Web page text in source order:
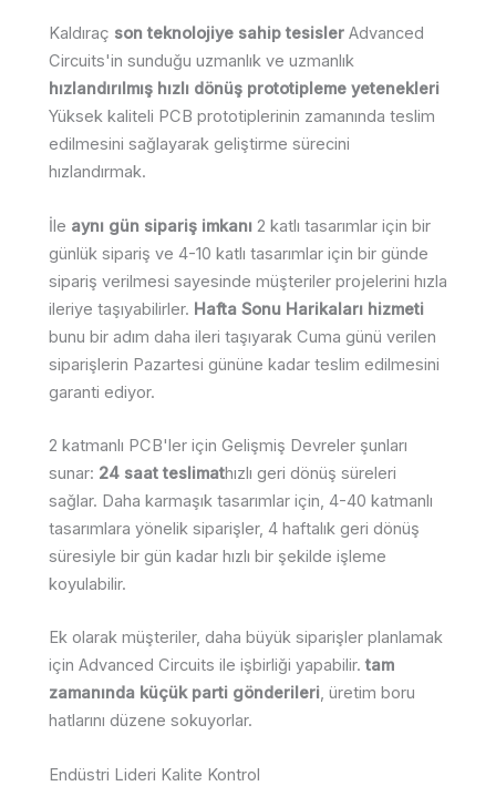
Kaldıraç son teknolojiye sahip tesisler Advanced
Circuits'in sunduğu uzmanlık ve uzmanlık
hızlandırılmış hızlı dönüş prototipleme yetenekleri
Yüksek kaliteli PCB prototiplerinin zamanında teslim
edilmesini sağlayarak geliştirme sürecini
hızlandırmak.
İle aynı gün sipariş imkanı 2 katlı tasarımlar için bir
günlük sipariş ve 4-10 katlı tasarımlar için bir günde
sipariş verilmesi sayesinde müşteriler projelerini hızla
ileriye taşıyabilirler. Hafta Sonu Harikaları hizmeti
bunu bir adım daha ileri taşıyarak Cuma günü verilen
siparişlerin Pazartesi gününe kadar teslim edilmesini
garanti ediyor.
2 katmanlı PCB'ler için Gelişmiş Devreler şunları
sunar: 24 saat teslimathızlı geri dönüş süreleri
sağlar. Daha karmaşık tasarımlar için, 4-40 katmanlı
tasarımlara yönelik siparişler, 4 haftalık geri dönüş
süresiyle bir gün kadar hızlı bir şekilde işleme
koyulabilir.
Ek olarak müşteriler, daha büyük siparişler planlamak
için Advanced Circuits ile işbirliği yapabilir. tam
zamanında küçük parti gönderileri, üretim boru
hatlarını düzene sokuyorlar.
Endüstri Lideri Kalite Kontrol